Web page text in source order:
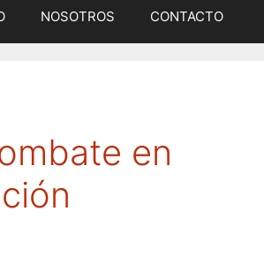
NOSOTROS CONTACTO
en